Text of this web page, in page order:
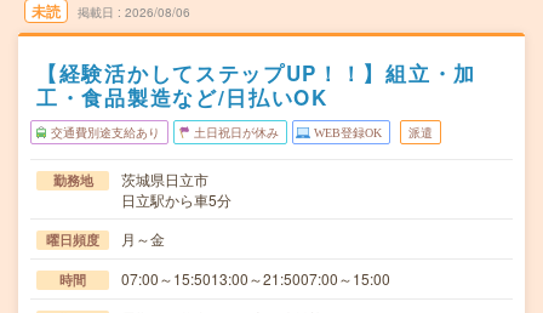
未読 掲載日 2026/08/06
【経験活かしてステップUP！！】組立・加
工・食品製造など/日払いOK
交通費別途支給あり 土日祝日が休み WEB登録OK 派遣
勤務地
茨城県日立市
日立駅から車5分
曜日頻度 月～金
時間 07:00～15:5013:00～21:5007:00～15:00